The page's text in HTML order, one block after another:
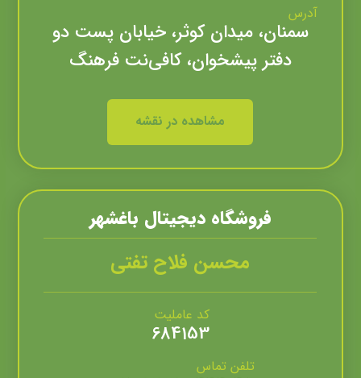
آدرس
سمنان، میدان کوثر، خیابان پست دو
دفتر پیشخوان، کافی‌نت فرهنگ
مشاهده در نقشه
فروشگاه دیجیتال باغشهر
محسن فلاح تفتی
کد عاملیت
684153
تلفن تماس